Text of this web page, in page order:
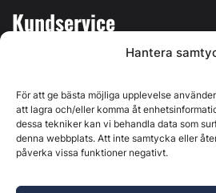
Hantera
För att ge bästa möjliga upplevelse
att lagra och/eller komma åt
dessa tekniker kan vi behandla data som
denna webbplats. Att inte samtycka eller
påverka vissa funktioner negativt.
Kundservice
Kontakta oss
Östernäsvägen 1, 827 32 Ljusdal,